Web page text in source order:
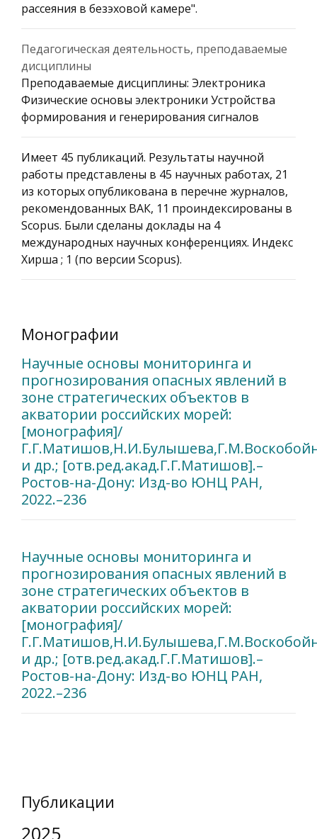
рассеяния в безэховой камере".
Педагогическая деятельность, преподаваемые
дисциплины
Преподаваемые дисциплины: Электроника
Физические основы электроники Устройства
формирования и генерирования сигналов
Имеет 45 публикаций. Результаты научной
работы представлены в 45 научных работах, 21
из которых опубликована в перечне журналов,
рекомендованных ВАК, 11 проиндексированы в
Scopus. Были сделаны доклады на 4
международных научных конференциях. Индекс
Хирша ; 1 (по версии Scopus).
Монографии
Научные основы мониторинга и
прогнозирования опасных явлений в
зоне стратегических объектов в
акватории российских морей:
[монография]/
и др.; [отв.ред.акад.Г.Г.Матишов].–
Ростов-на-Дону: Изд-во ЮНЦ РАН,
2022.–236
Научные основы мониторинга и
прогнозирования опасных явлений в
зоне стратегических объектов в
акватории российских морей:
[монография]/
и др.; [отв.ред.акад.Г.Г.Матишов].–
Ростов-на-Дону: Изд-во ЮНЦ РАН,
2022.–236
Публикации
2025